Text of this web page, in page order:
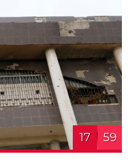
17 59